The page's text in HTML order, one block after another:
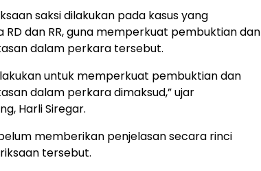
saksi dilakukan pada kasus yang
dan RR, guna memperkuat pembuktian dan
dalam perkara tersebut.
untuk memperkuat pembuktian dan
dalam perkara dimaksud,” ujar
Harli Siregar.
memberikan penjelasan secara rinci
tersebut.